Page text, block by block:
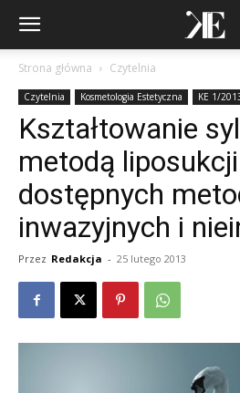
Strona główna Czytelnia
Czytelnia Kosmetologia Estetyczna KE 1/
Kształtowanie
metodą
dostępnych
inwazyjnych i
Przez Redakcja - 25 lutego 2013